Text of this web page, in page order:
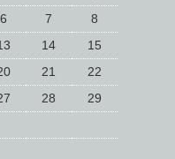
6 7
8
14
15
21
22
28
29